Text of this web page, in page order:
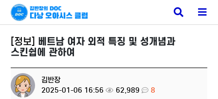
검
색
튼
메
뉴
베트남 유흥
[정보] 베트남 여자 외적 특징 및 성개념과
스킨쉽에 관하여
김반장
2025-01-06 16:56
62,989 8